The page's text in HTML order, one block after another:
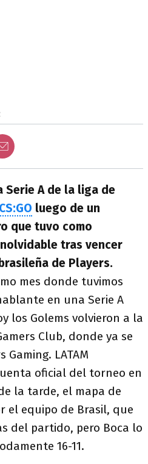
Serie A de la liga de
CS:GO luego de un
que tuvo como
tras vencer
de Players.
mes donde tuvimos
en una Serie A
los Golems volvieron a la
Club, donde ya se
LATAM
oficial del torneo en
la tarde, el mapa de
el equipo de Brasil, que
del partido, pero Boca lo
16-11.